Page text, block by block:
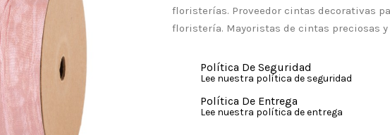
floristerías. Proveedor cintas decorativas
floristería. Mayoristas de cintas preciosas
Política De Seguridad
Lee nuestra política de seguridad
Política De Entrega
Lee nuestra política de entrega